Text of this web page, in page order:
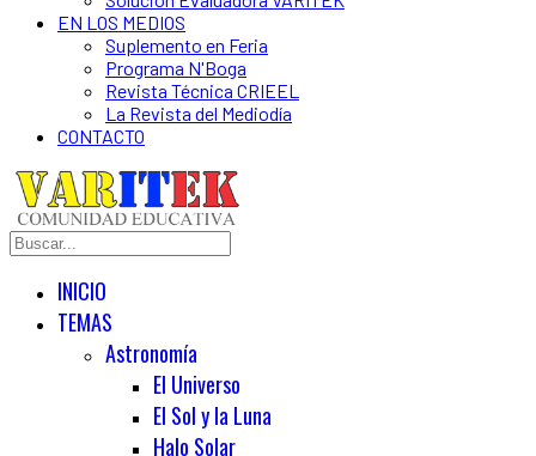
EN LOS MEDIOS
Suplemento en Feria
Programa N'Boga
Revista Técnica CRIEEL
La Revista del Mediodía
CONTACTO
INICIO
TEMAS
Astronomía
El Universo
El Sol y la Luna
Halo Solar